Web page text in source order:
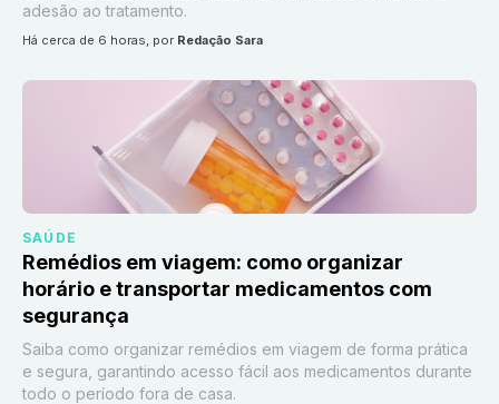
adesão ao tratamento.
há cerca de 6 horas, por Redação Sara
SAÚDE
Remédios em viagem: como organizar
horário e transportar medicamentos com
segurança
Saiba como organizar remédios em viagem de forma prática
e segura, garantindo acesso fácil aos medicamentos durante
todo o período fora de casa.